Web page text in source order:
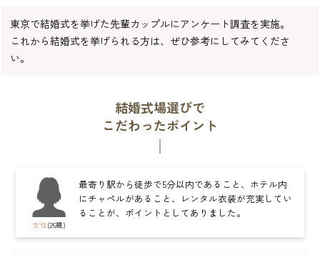
東京で結婚式を挙げた先輩カップルにアンケート調査を実施。
これから結婚式を挙げられる方は、ぜひ参考にしてみてくださ
い。
結婚式場選びで
こだわったポイント
女性(26歳)
最寄り駅から徒歩で5分以内であること、ホテル内
にチャペルがあること、レンタル衣装が充実してい
ることが、ポイントとしてありました。